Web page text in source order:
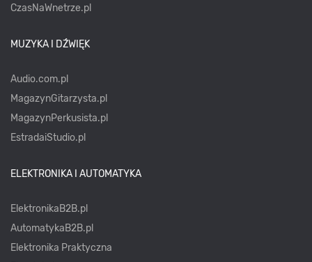
CzasNaWnetrze.pl
MUZYKA I DŹWIĘK
Audio.com.pl
MagazynGitarzysta.pl
MagazynPerkusista.pl
EstradaiStudio.pl
ELEKTRONIKA I AUTOMATYKA
ElektronikaB2B.pl
AutomatykaB2B.pl
Elektronika Praktyczna